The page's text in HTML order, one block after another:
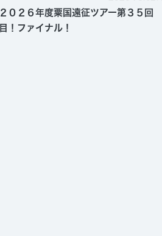
２０２６年度粟国遠征ツアー第３５回
目！ファイナル！